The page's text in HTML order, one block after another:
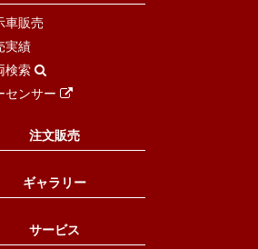
車販売
実績
検索
センサー
注文販売
ギャラリー
サービス